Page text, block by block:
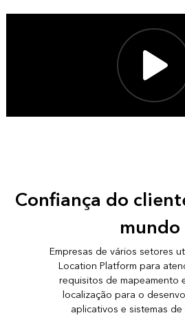
Confiança do
mundo
Empresas de vários setores
Location Platform para
requisitos de mapeamento
localização para o
aplicativos e sistemas